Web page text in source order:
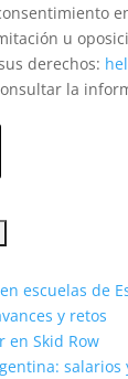
u
derechos:
la
escuelas de
y retos
en Skid Row
salarios